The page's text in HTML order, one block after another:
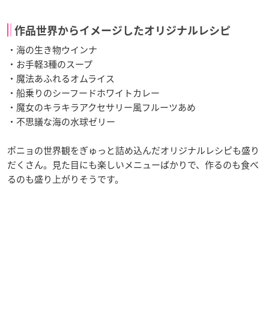
作品世界からイメージしたオリジナルレシピ
・海の生き物ウインナ
・お手軽3種のスープ
・魔法あふれるオムライス
・船乗りのシーフードホワイトカレー
・魔女のキラキラアクセサリー風フルーツあめ
・不思議な海の水球ゼリー
ポニョの世界観をぎゅっと詰め込んだオリジナルレシピも盛り
だくさん。見た目にも楽しいメニューばかりで、作るのも食べ
るのも盛り上がりそうです。